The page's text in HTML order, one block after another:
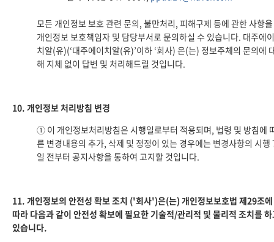
모든 개인정보 보호 관련 문의, 불만처리, 피해구제 등에 관한 사항을
개인정보 보호책임자 및 담당부서로 문의하실 수 있습니다. 대주에이
치알(유)(‘대주에이치알(유)’이하 ‘회사) 은(는) 정보주체의 문의에
해 지체 없이 답변 및 처리해드릴 것입니다.
10. 개인정보 처리방침 변경
① 이 개인정보처리방침은 시행일로부터 적용되며, 법령 및 방침에
른 변경내용의 추가, 삭제 및 정정이 있는 경우에는 변경사항의 시행
일 전부터 공지사항을 통하여 고지할 것입니다.
11. 개인정보의 안전성 확보 조치 ('회사')은(는) 개인정보보호법 제29조에
따라 다음과 같이 안전성 확보에 필요한 기술적/관리적 및 물리적 조치를
있습니다.